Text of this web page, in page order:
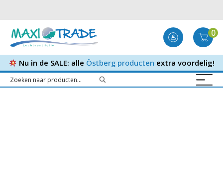
0
Nu in de SALE: alle Östberg producten extra voordelig!